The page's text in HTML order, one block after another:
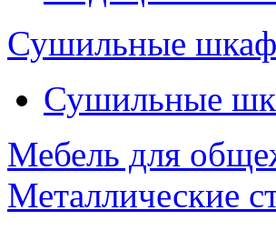
Сушильные
Сушильные
Мебель для
Металлические